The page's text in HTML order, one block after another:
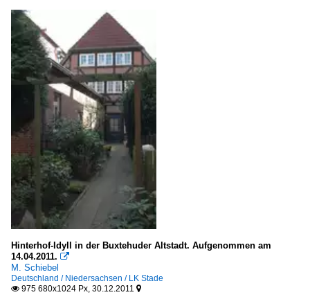
Hinterhof-Idyll in der Buxtehuder Altstadt. Aufgenommen am
14.04.2011. 
M. Schiebel
Deutschland / Niedersachsen / LK Stade
 975 680x1024 Px, 30.12.2011 